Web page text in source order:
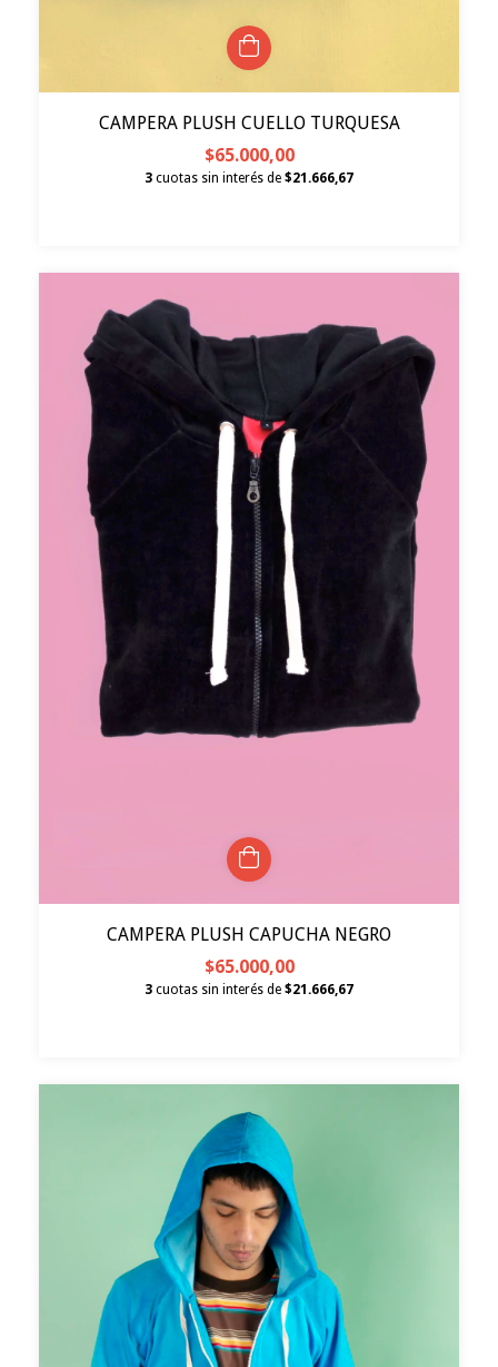
CAMPERA PLUSH CUELLO TURQUESA
$65.000,00
3 cuotas sin interés de $21.666,67
CAMPERA PLUSH CAPUCHA NEGRO
$65.000,00
3 cuotas sin interés de $21.666,67